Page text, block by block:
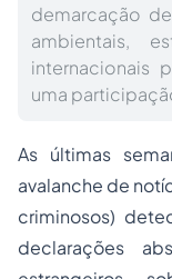
demarcação
ambientais,
internacionais
uma
As últimas
avalanche de
criminosos)
declarações